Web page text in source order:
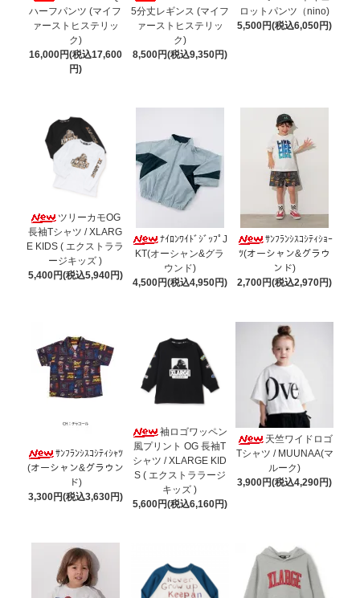
ハーフパンツ (マイフ
ァーストヒステリッ
ク)
16,000円(税込17,600
円)
5分丈レギンス (マイフ
ァーストヒステリッ
ク)
8,500円(税込9,350円)
ロットパンツ（nino)
5,500円(税込6,050円)
ツリーカモOG
長袖Tシャツ / XLARG
E KIDS ( エクストララ
ージキッズ )
5,400円(税込5,940円)
ﾅｲﾛﾝﾜｲﾄﾞｼﾞｯﾌﾟJ
KT(オーシャン&グラ
ウンド)
4,500円(税込4,950円)
ｻﾝﾌﾗﾝｼｽｺｼﾃｨｼｮｰ
ﾂ(オーシャン&グラウ
ンド)
2,700円(税込2,970円)
ｻﾝﾌﾗﾝｼｽｺｼﾃｨｼｬﾂ
(オーシャン&グラウン
ド)
3,300円(税込3,630円)
袖ロゴワッペン
風プリント OG 長袖T
シャツ / XLARGE KID
S ( エクストララージ
キッズ )
5,600円(税込6,160円)
天竺ワイドロゴ
Tシャツ / MUUNAA(マ
ルーク)
3,900円(税込4,290円)